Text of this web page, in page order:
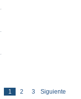
1 2 3 Siguiente